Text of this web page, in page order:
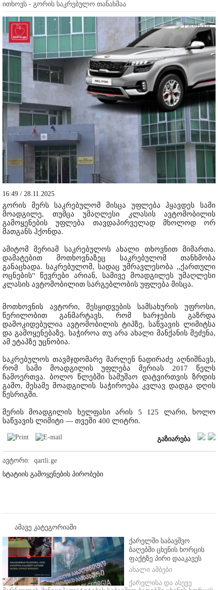
ითხოვს - გორის საკრებულო თანახმაა
16:49 / 28.11.2025
გორის მერს საკრებულომ მისცა უფლება ჰყავდეს სამი
მოადგილე, თუმცა უმაღლესი კლასის ავტომობილის
გამოყენების უფლება თავდაპირველად მხოლოდ ორ
მათგანს ჰქონდა.
ამიტომ მერიამ საკრებულოს ახალი თხოვნით მიმართა.
დამატებით მოთხოვნაზეც საკრებულომ თანხმობა
განაცხადა. საკრებულომ, სადაც უმრავლესობა ,,ქართული
ოცნების'' წევრები არიან, სამივე მოადგილეს უმაღლესი
კლასის ავტომობილით სარგებლობის უფლება მისცა.
მოთხოვნის ავტორი, შესყიდვების სამსახურის უფროსი,
წერილობით განმარტავს, რომ ხარჯების გაზრდა
დამოკიდებულია ავტომობილის ტიპზე, საწვავის ლიმიტსა
და გამოყენებაზე. საჭიროა თუ არა ახალი მანქანის შეძენა,
ამ ეტაპზე უცნობია.
საკრებულოს თავმჯდომარე მარლენ ნადირაძე აღნიშნავს,
რომ სამი მოადგილის უფლება მერიას 2017 წელს
ჩამოერთვა. ბოლო წლებში სამუშაო დატვირთვის ზრდის
გამო, მესამე მოადგილის საჭიროება კვლავ დადგა დღის
წესრიგში.
მერის მოადგილის ხელფასი არის 5 125 ლარი, ხოლო
საწვავის ლიმიტი — თვეში 400 ლიტრი.
გაზიარება
ავტორი:
qartli.ge
სტატიის გამოყენების პირობები
ამავე კატეგორიაში
ქარელში საბავშვო
ბაღებში ცხენის ხორცის
ფაქტზე პირი დააკავეს
ახალი ამბები
ქარელისა და ასევე